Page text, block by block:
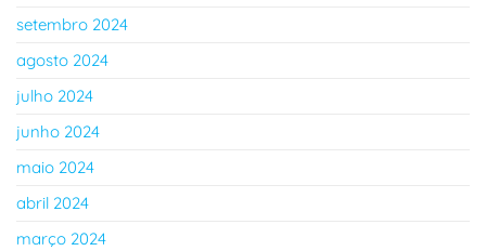
setembro 2024
agosto 2024
julho 2024
junho 2024
maio 2024
abril 2024
março 2024